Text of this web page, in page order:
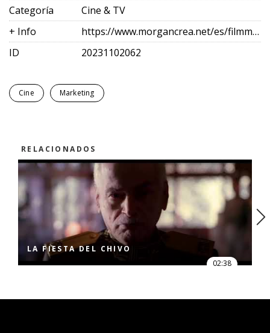
Categoría
Cine & TV
+ Info
https://www.morgancrea.net/es/filmmarketing.html
ID
20231102062
Cine Marketing
RELACIONADOS
LA FIESTA DEL CHIVO
02:38